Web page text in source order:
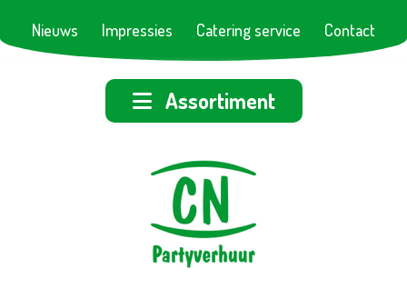
Nieuws Impressies Catering service Contact
Assortiment